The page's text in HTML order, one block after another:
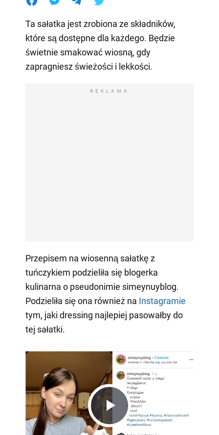
Ta sałatka jest zrobiona ze składników,
które są dostępne dla każdego. Będzie
świetnie smakować wiosną, gdy
zapragniesz świeżości i lekkości.
REKLAMA
Przepisem na wiosenną sałatkę z
tuńczykiem podzieliła się blogerka
kulinarna o pseudonimie simeynuyblog.
Podzieliła się ona również na Instagramie
tym, jaki dressing najlepiej pasowałby do
tej sałatki.
Play